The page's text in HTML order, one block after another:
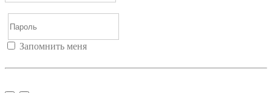
Запомнить меня